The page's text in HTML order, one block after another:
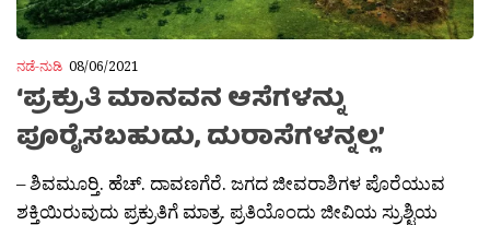
ನಡೆ-ನುಡಿ 08/06/2021
‘ಪ್ರಕ್ರುತಿ ಮಾನವನ ಆಸೆಗಳನ್ನು
ಪೂರೈಸಬಹುದು, ದುರಾಸೆಗಳನ್ನಲ್ಲ’
– ಶಿವಮೂರ‍್ತಿ. ಹೆಚ್. ದಾವಣಗೆರೆ. ಜಗದ ಜೀವರಾಶಿಗಳ ಪೊರೆಯುವ
ಶಕ್ತಿಯಿರುವುದು ಪ್ರಕ್ರುತಿಗೆ ಮಾತ್ರ. ಪ್ರತಿಯೊಂದು ಜೀವಿಯ ಸ್ರುಶ್ಟಿಯ